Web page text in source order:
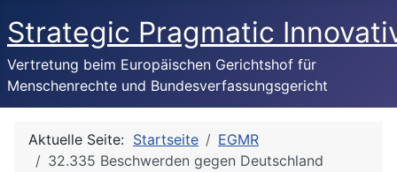
Strategic Pragmatic
Vertretung beim Europäischen Gerichtshof für
Menschenrechte und Bundesverfassungsgericht
Aktuelle Seite: Startseite
EGMR
32.335 Beschwerden gegen Deutschland